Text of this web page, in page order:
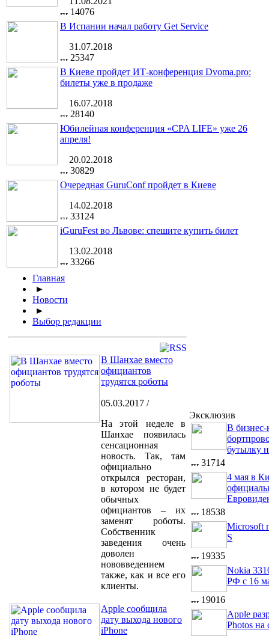
14076
В Испании начал работу Get Service
31.07.2018
25347
В Киеве пройдет ИТ-конференция Dvoma.pro:
билеты уже в продаже
16.07.2018
28140
Юбилейная конференция «CPA LIFE» уже 26
апреля!
20.02.2018
30829
Очередная GuruConf пройдет в Киеве
14.02.2018
33124
iGuruFest во Львове: спешите купить билет
13.02.2018
33266
Главная
►
Новости
►
Выбор редакции
В Шанхае вместо
официантов
трудятся роботы
05.03.2017 /
На этой неделе в
Шанхае появилась
сенсационная
новость. Так, там
официально
открылся ресторан,
в котором не будет
обычных
официантов – их
заменят роботы.
Собственник
заведения очень
доволен
нововведением
также, как и все его
клиенты.
Apple сообщила
дату выхода нового
iPhone
Эксклюзив
В бизнес-
бутылку
31714
4 мая в
18538
Microsoft
S
19335
Nokia
РФ с 16
19016
Apple
Photos на